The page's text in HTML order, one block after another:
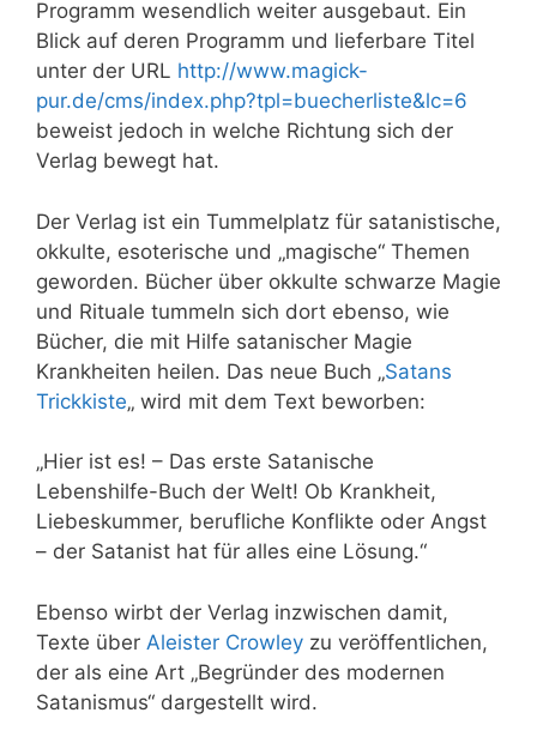
Programm wesendlich weiter ausgebaut. Ein
Blick auf deren Programm und lieferbare Titel
unter der URL http://www.magick-
pur.de/cms/index.php?tpl=buecherliste&lc=6
beweist jedoch in welche Richtung sich der
Verlag bewegt hat.
Der Verlag ist ein Tummelplatz für satanistische,
okkulte, esoterische und „magische“ Themen
geworden. Bücher über okkulte schwarze Magie
und Rituale tummeln sich dort ebenso, wie
Bücher, die mit Hilfe satanischer Magie
Krankheiten heilen. Das neue Buch „Satans
Trickkiste„ wird mit dem Text beworben:
„Hier ist es! – Das erste Satanische
Lebenshilfe-Buch der Welt! Ob Krankheit,
Liebeskummer, berufliche Konflikte oder Angst
– der Satanist hat für alles eine Lösung.“
Ebenso wirbt der Verlag inzwischen damit,
Texte über Aleister Crowley zu veröffentlichen,
der als eine Art „Begründer des modernen
Satanismus“ dargestellt wird.